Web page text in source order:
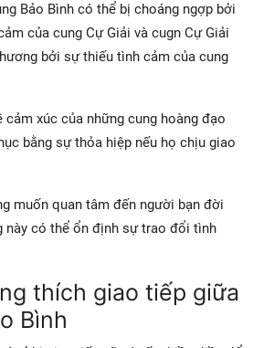
Bảo Bình có thể bị choáng ngợp bởi
của cung Cự Giải và cugn Cự Giải
bởi sự thiếu tình cảm của cung
xúc của những cung hoàng đạo
bằng sự thỏa hiệp nếu họ chịu giao
muốn quan tâm đến người bạn đời
này có thể ổn định sự trao đổi tình
thích giao tiếp giữa
Bình